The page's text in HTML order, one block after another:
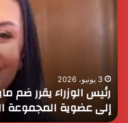
التضامن
الاجتماعي
إلى
3 يونيو، 2026
رئيس الوزراء يقرر ضم
إلى عضوية المجموعة